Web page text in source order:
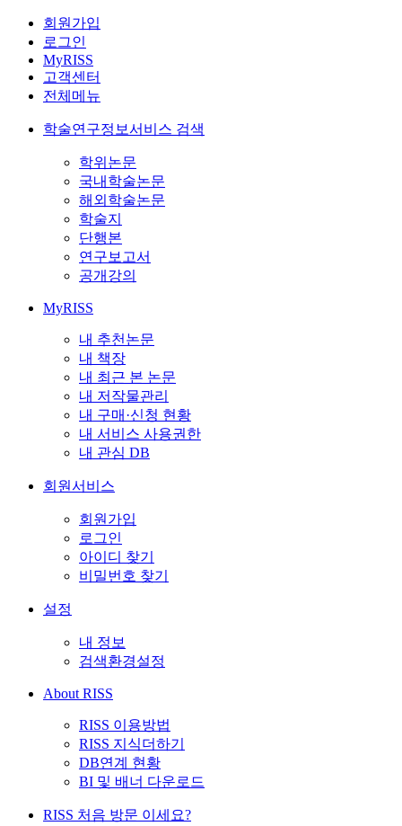
회원가입
로그인
MyRISS
고객센터
전체메뉴
학술연구정보서비스 검색
학위논문
국내학술논문
해외학술논문
학술지
단행본
연구보고서
공개강의
MyRISS
내 추천논문
내 책장
내 최근 본 논문
내 저작물관리
내 구매·신청 현황
내 서비스 사용권한
내 관심 DB
회원서비스
회원가입
로그인
아이디 찾기
비밀번호 찾기
설정
내 정보
검색환경설정
About RISS
RISS 이용방법
RISS 지식더하기
DB연계 현황
BI 및 배너 다운로드
RISS 처음 방문 이세요?